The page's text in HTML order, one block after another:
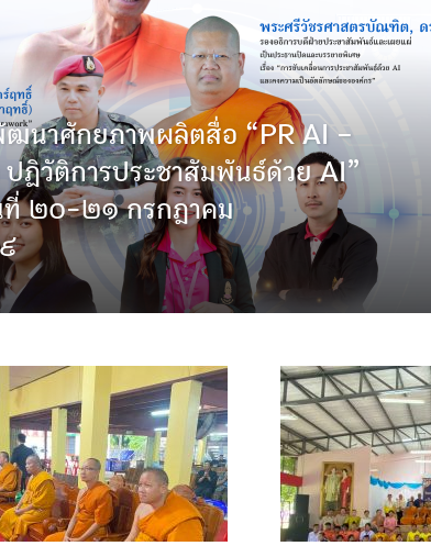
ฒนาศักยภาพผลิตสื่อ “PR AI –
ฏิวัติการประชาสัมพันธ์ด้วย AI”
ที่ ๒๐-๒๑ กรกฎาคม